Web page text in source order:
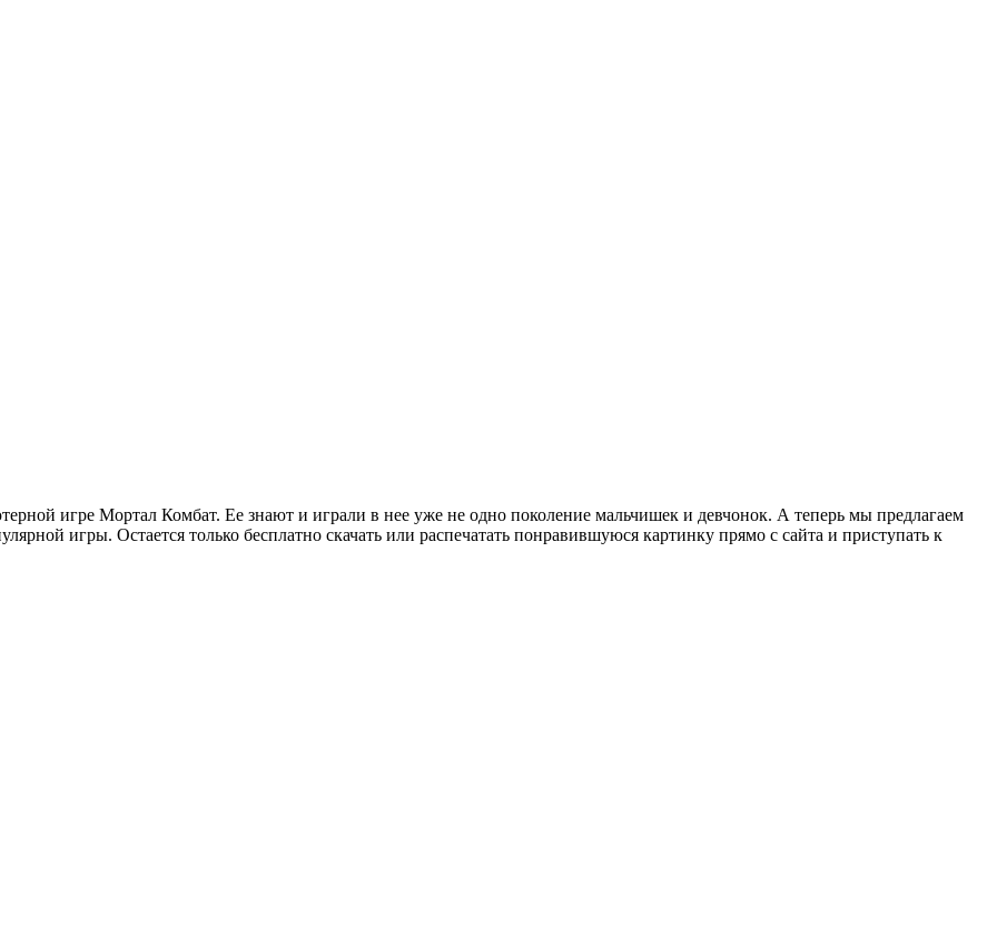
игре Мортал Комбат. Ее знают и играли в нее уже не одно поколение мальчишек и девчонок. А теперь мы предлагаем
игры. Остается только бесплатно скачать или распечатать понравившуюся картинку прямо с сайта и приступать к